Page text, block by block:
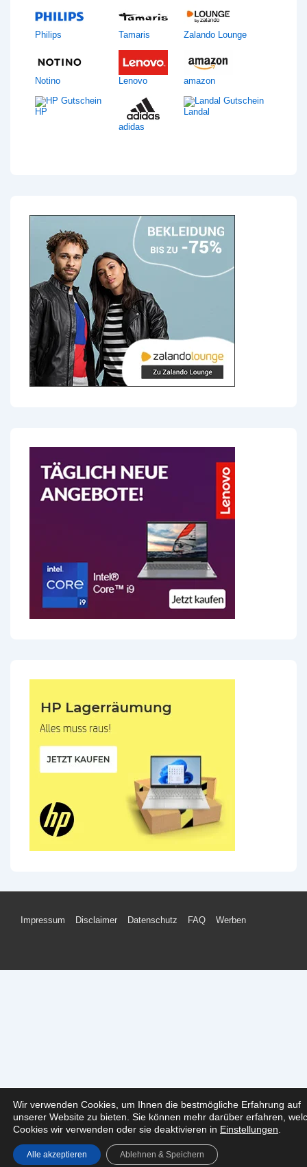
Philips Tamaris Zalando Lounge
Notino Lenovo amazon
HP
adidas
Landal
Footer-
Impressum Disclaimer Datenschutz FAQ Werben
Wir verwenden Cookies, um Ihnen die bestmögliche Erfahrung auf
unserer Website zu bieten. Sie können mehr darüber erfahren,
Cookies wir verwenden oder sie deaktivieren in Einstellungen
Alle akzeptieren Ablehnen & Speichern